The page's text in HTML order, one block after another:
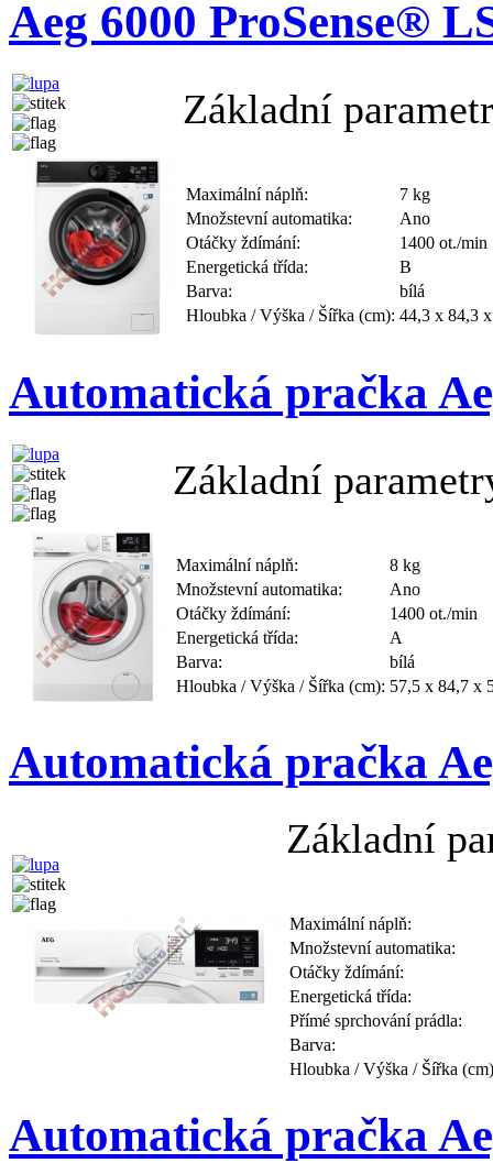
Aeg 6000 ProSense®
Základní
Maximální náplň:
7 kg
Množstevní automatika:
Ano
Otáčky ždímání:
1400 ot./min
Energetická třída:
B
Barva:
bílá
Hloubka / Výška / Šířka (cm): 44,3 x 84,3
Automatická pračka
Základní
Maximální náplň:
8 kg
Množstevní automatika:
Ano
Otáčky ždímání:
1400 ot./min
Energetická třída:
A
Barva:
bílá
Hloubka / Výška / Šířka (cm): 57,5 x 84,7 x
Automatická pračka
Základní
Maximální náplň:
Množstevní automatika:
Otáčky ždímání:
Energetická třída:
Přímé sprchování prádla:
Barva:
Hloubka / Výška / Šířka
Automatická pračka